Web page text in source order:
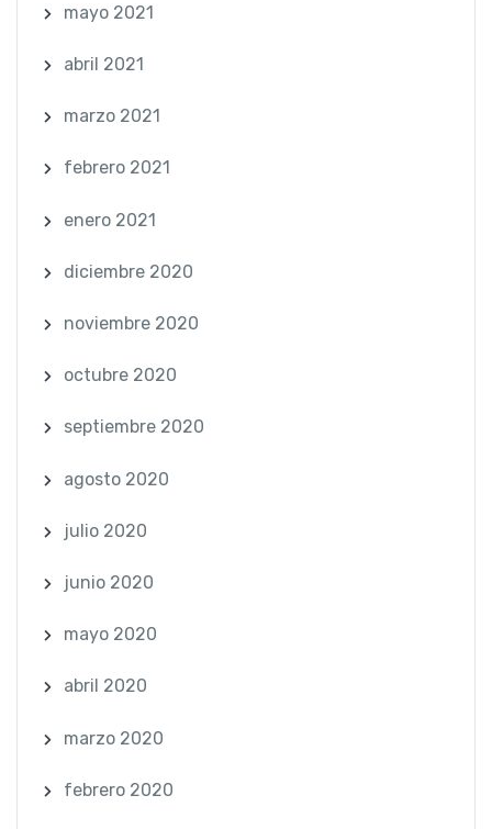
mayo 2021
abril 2021
marzo 2021
febrero 2021
enero 2021
diciembre 2020
noviembre 2020
octubre 2020
septiembre 2020
agosto 2020
julio 2020
junio 2020
mayo 2020
abril 2020
marzo 2020
febrero 2020